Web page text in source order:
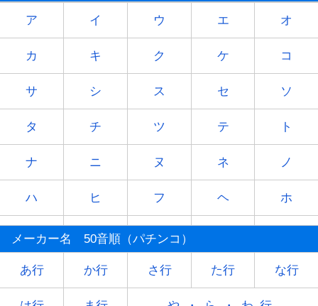
ア イ ウ エ オ
カ キ ク ケ コ
サ シ ス セ ソ
タ チ ツ テ ト
ナ ニ ヌ ネ ノ
ハ ヒ フ ヘ ホ
マ ミ ム
ヤ - ユ - ヨ
メーカー名 50音順（パチンコ）
あ行 か行 さ行 た行 な行